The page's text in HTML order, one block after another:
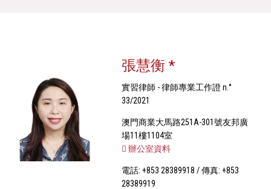
張慧衡 *
實習律師 - 律師專業工作證 n.°
33/2021
澳門商業大馬路251A-301號友邦廣
場11樓1104室
辦公室資料
電話: +853 28389918 / 傳真: +853
28389919